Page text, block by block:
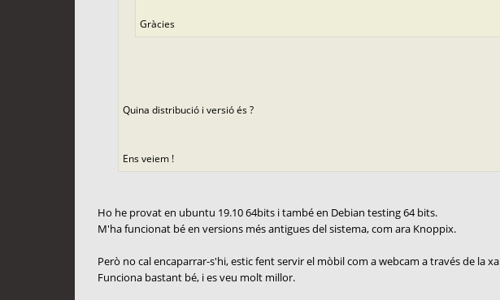
Gràcies
Quina distribució i versió és ?
Ens veiem !
Ho he provat en ubuntu 19.10 64bits i també en Debian testing 64 bits.
M'ha funcionat bé en versions més antigues del sistema, com ara Knoppix.
Però no cal encaparrar-s'hi, estic fent servir el mòbil com a webcam a través de la
Funciona bastant bé, i es veu molt millor.